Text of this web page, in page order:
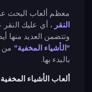
معظم ألعاب البحث
النقر ، أي عليك
وتتضمن العديد منها
"الأشياء المخفية" من
بالبدء بها.
ألعاب الأشياء